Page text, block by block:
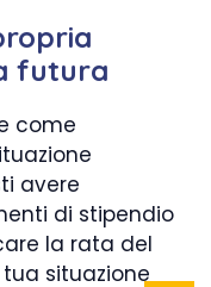
futura
come
avere
di stipendio
la rata del
situazione